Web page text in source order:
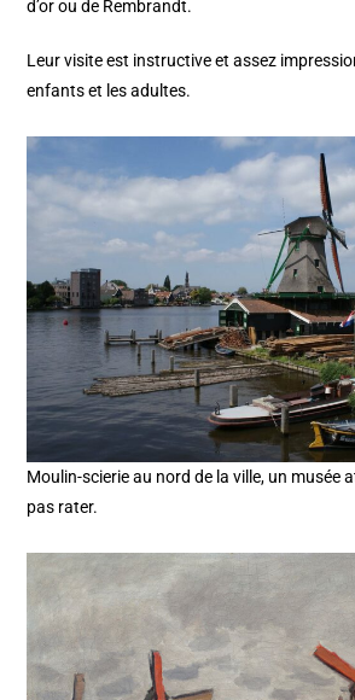
d’or ou de Rembrandt.
Leur visite est instructive et assez
enfants et les adultes.
Moulin-scierie au nord de la ville, un musée
pas rater.